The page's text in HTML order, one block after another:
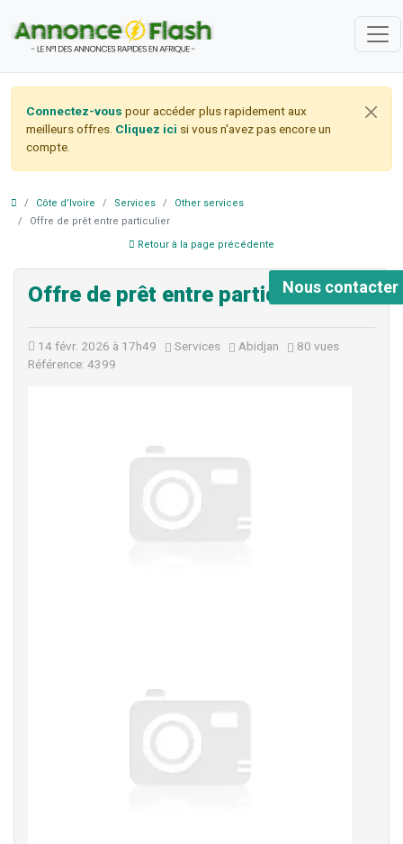
Connectez-vous pour accéder plus rapidement aux
meilleurs offres. Cliquez ici si vous n'avez pas encore un
compte.
Côte d’Ivoire Services
Other services
Offre de prêt entre particulier
Retour à la page précédente
Offre de prêt entre particulier
14 févr. 2026 à 17h49 Services Abidjan
80 vues
Référence: 4399
Nous contacter